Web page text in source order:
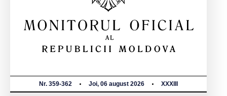
Nr. 359-362 Joi, 06 august 2026 XXXIII